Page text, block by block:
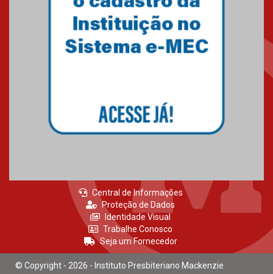
Central de Informações
Proteção de Dados
Identidade Visual
Trabalhe Conosco
Seja um Fornecedor
© Copyright - 2026 - Instituto Presbiteriano Mackenzie